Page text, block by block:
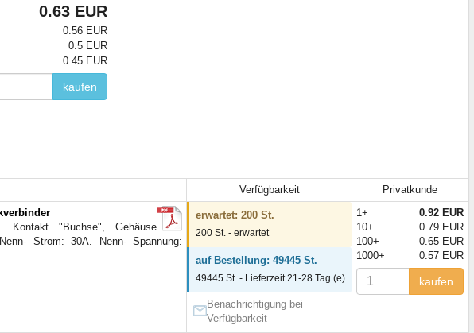
0.63 EUR
0.56 EUR
0.5 EUR
0.45 EUR
kaufen
Verfügbarkeit
Privatkunde
Kontakt "Buchse", Gehäuse
Strom: 30A. Nenn- Spannung:
erwartet: 200 St.
200 St. - erwartet
auf Bestellung: 49445 St.
49445 St. - Lieferzeit 21-28 Tag (e)
Benachrichtigung bei
Verfügbarkeit
1+
0.92 EUR
10+
0.79 EUR
100+
0.65 EUR
1000+
0.57 EUR
kaufen